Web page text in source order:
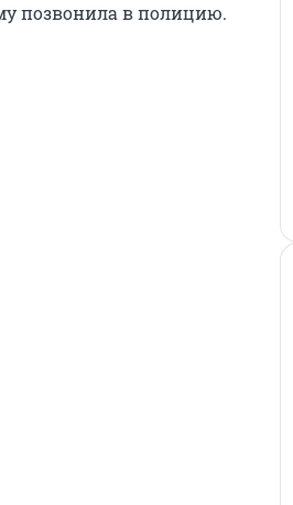
позвонила в полицию.